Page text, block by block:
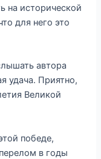
на исторической
для него это
автора
удача. Приятно,
Великой
победе,
в годы